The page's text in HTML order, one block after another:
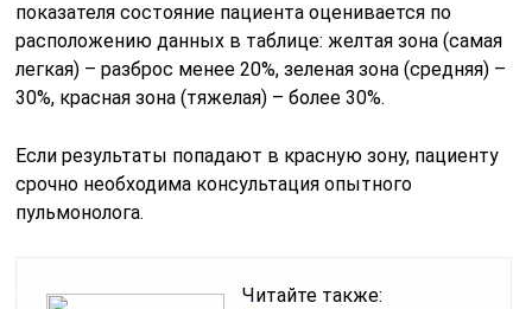
показателя состояние пациента оценивается по
расположению данных в таблице: желтая зона (самая
легкая) – разброс менее 20%, зеленая зона (средняя) –
30%, красная зона (тяжелая) – более 30%.
Если результаты попадают в красную зону, пациенту
срочно необходима консультация опытного
пульмонолога.
Читайте также: